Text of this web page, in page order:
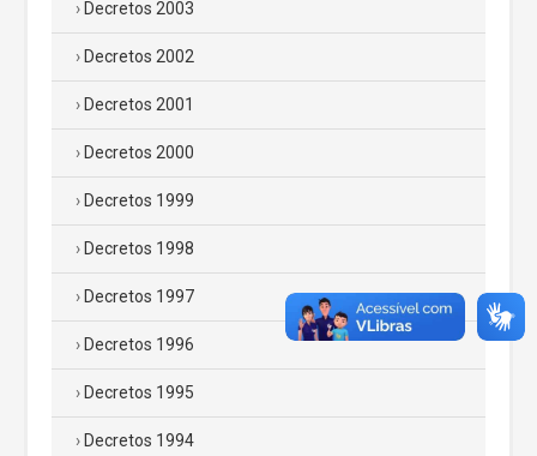
Decretos 2003
Decretos 2002
Decretos 2001
Decretos 2000
Decretos 1999
Decretos 1998
Decretos 1997
Decretos 1996
Decretos 1995
Decretos 1994